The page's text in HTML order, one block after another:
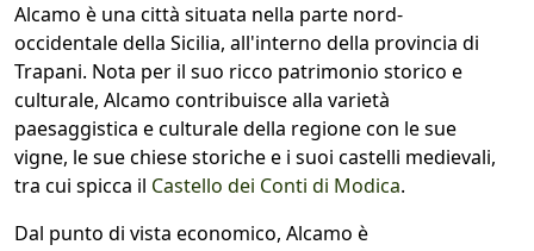
Alcamo è una città situata nella parte nord-
occidentale della Sicilia, all'interno della provincia di
Trapani. Nota per il suo ricco patrimonio storico e
culturale, Alcamo contribuisce alla varietà
paesaggistica e culturale della regione con le sue
vigne, le sue chiese storiche e i suoi castelli medievali,
tra cui spicca il Castello dei Conti di Modica.
Dal punto di vista economico, Alcamo è